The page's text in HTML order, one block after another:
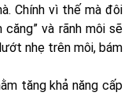
Chính vì thế mà đôi
và rãnh môi sẽ
nhẹ trên môi, bám
tăng khả năng cấp